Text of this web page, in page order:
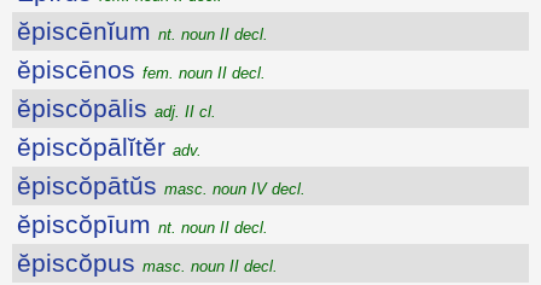
ĕpiscēnĭum nt. noun II decl.
ĕpiscēnos fem. noun II decl.
ĕpiscŏpālis adj. II cl.
ĕpiscŏpālĭtĕr adv.
ĕpiscŏpātŭs masc. noun IV decl.
ĕpiscŏpīum nt. noun II decl.
ĕpiscŏpus masc. noun II decl.